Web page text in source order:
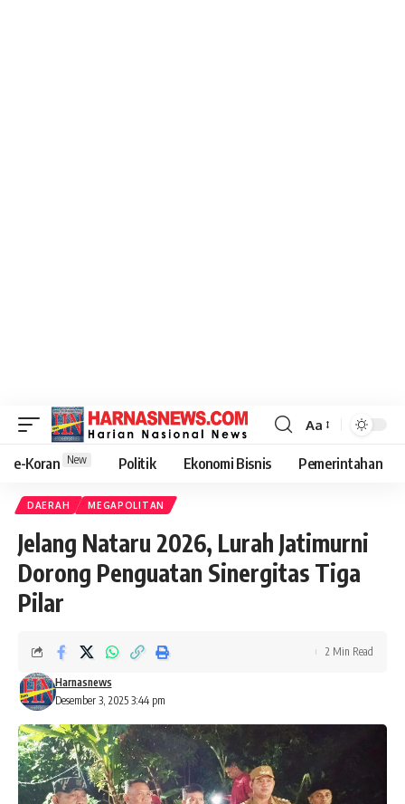
Aa
e-Koran New Politik Ekonomi Bisnis Pemerintahan
DAERAH MEGAPOLITAN
Jelang Nataru 2026, Lurah Jatimurni
Dorong Penguatan Sinergitas Tiga
Pilar
Desember 3, 2025 3:44 pm
Harnasnews
2 Min Read